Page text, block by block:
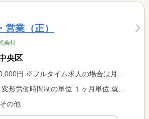
業（正）
会社
央区
求人の場合は月額（換算額）、パート求人の場合は時間額を表示しています。
変形労働時間制 変形労働時間制の単位 １ヶ月単位 就業時間１ 9時00分〜18時00分
の他